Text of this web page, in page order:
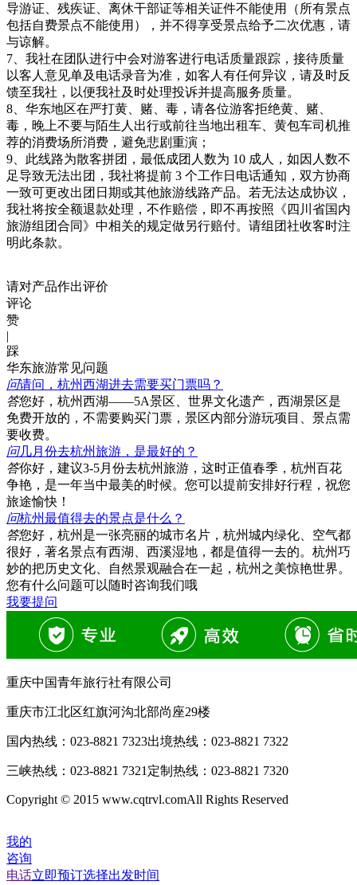
导游证、残疾证、离休干部证等相关证件不能使用（所有景点
包括自费景点不能使用），并不得享受景点给予二次优惠，请
与谅解。
7、我社在团队进行中会对游客进行电话质量跟踪，接待质量
以客人意见单及电话录音为准，如客人有任何异议，请及时反
馈至我社，以便我社及时处理投诉并提高服务质量。
8、华东地区在严打黄、赌、毒，请各位游客拒绝黄、赌、
毒，晚上不要与陌生人出行或前往当地出租车、黄包车司机推
荐的消费场所消费，避免悲剧重演；
9、此线路为散客拼团，最低成团人数为 10 成人，如因人数不
足导致无法出团，我社将提前 3 个工作日电话通知，双方协商
一致可更改出团日期或其他旅游线路产品。若无法达成协议，
我社将按全额退款处理，不作赔偿，即不再按照《四川省国内
旅游组团合同》中相关的规定做另行赔付。请组团社收客时注
明此条款。
请对产品作出评价
评论
赞
|
踩
华东旅游常见问题
问请问，杭州西湖进去需要买门票吗？
答您好，杭州西湖——5A景区、世界文化遗产，西湖景区是
免费开放的，不需要购买门票，景区内部分游玩项目、景点需
要收费。
问几月份去杭州旅游，是最好的？
答你好，建议3-5月份去杭州旅游，这时正值春季，杭州百花
争艳，是一年当中最美的时候。您可以提前安排好行程，祝您
旅途愉快！
问杭州最值得去的景点是什么？
答您好，杭州是一张亮丽的城市名片，杭州城内绿化、空气都
很好，著名景点有西湖、西溪湿地，都是值得一去的。杭州巧
妙的把历史文化、自然景观融合在一起，杭州之美惊艳世界。
您有什么问题可以随时咨询我们哦
我要提问
重庆中国青年旅行社有限公司
重庆市江北区红旗河沟北部尚座29楼
国内热线： 023-8821 7323出境热线： 023-8821 7322
三峡热线： 023-8821 7321 定制热线： 023-8821 7320
Copyright © 2015 www.cqtrvl.comAll Rights Reserved
我的
咨询
电话立即预订选择出发时间